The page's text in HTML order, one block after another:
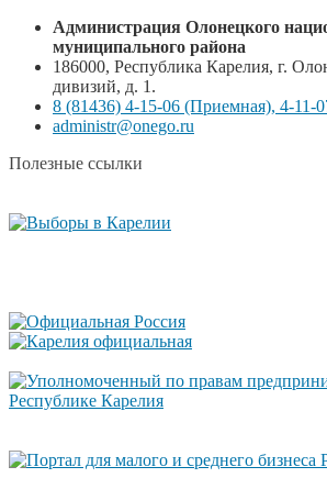
Администрация Олонецкого
муниципального района
186000, Республика Карелия, г.
дивизий, д. 1.
8 (81436) 4-15-06 (Приемная), 4-11-
administr@onego.ru
Полезные ссылки